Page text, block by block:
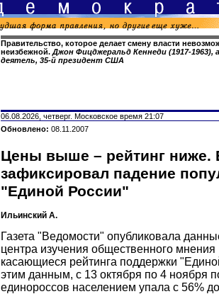
Правительство, которое делает смену власти
неизбежной. Джон Фицджеральд Кеннеди (1917-1963),
деятель, 35-й президент США
06.08.2026, четверг. Московское время 21:07
Обновлено: 08.11.2007
Цены выше – рейтинг
зафиксировал падение
"Единой России"
Ильинский А.
Газета "Ведомости" опубликовала
центра изучения общественного
касающиеся рейтинга поддержки
этим данным, с 13 октября по 4 ноября
единороссов населением упала с 56%